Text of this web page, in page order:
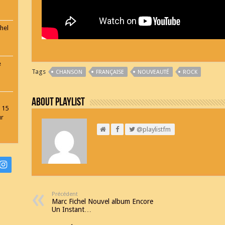
Tags CHANSON FRANÇAISE NOUVEAUTÉ ROCK
About Playlist
@playlistfm
Précédent
Marc Fichel Nouvel album Encore
Un Instant…
15